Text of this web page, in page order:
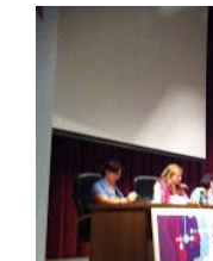
Ver
grande